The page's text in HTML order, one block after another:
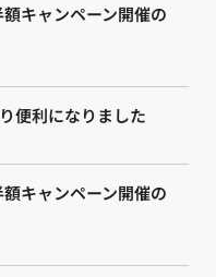
キャンペーン開催の
便利になりました
キャンペーン開催の